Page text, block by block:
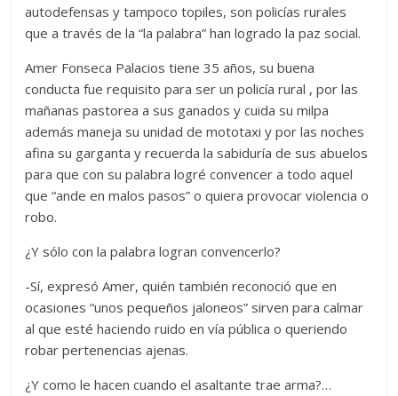
autodefensas y tampoco topiles, son policías rurales
que a través de la “la palabra” han logrado la paz social.
Amer Fonseca Palacios tiene 35 años, su buena
conducta fue requisito para ser un policía rural , por las
mañanas pastorea a sus ganados y cuida su milpa
además maneja su unidad de mototaxi y por las noches
afina su garganta y recuerda la sabiduría de sus abuelos
para que con su palabra logré convencer a todo aquel
que “ande en malos pasos” o quiera provocar violencia o
robo.
¿Y sólo con la palabra logran convencerlo?
-Sí, expresó Amer, quién también reconoció que en
ocasiones “unos pequeños jaloneos” sirven para calmar
al que esté haciendo ruido en vía pública o queriendo
robar pertenencias ajenas.
¿Y como le hacen cuando el asaltante trae arma?…